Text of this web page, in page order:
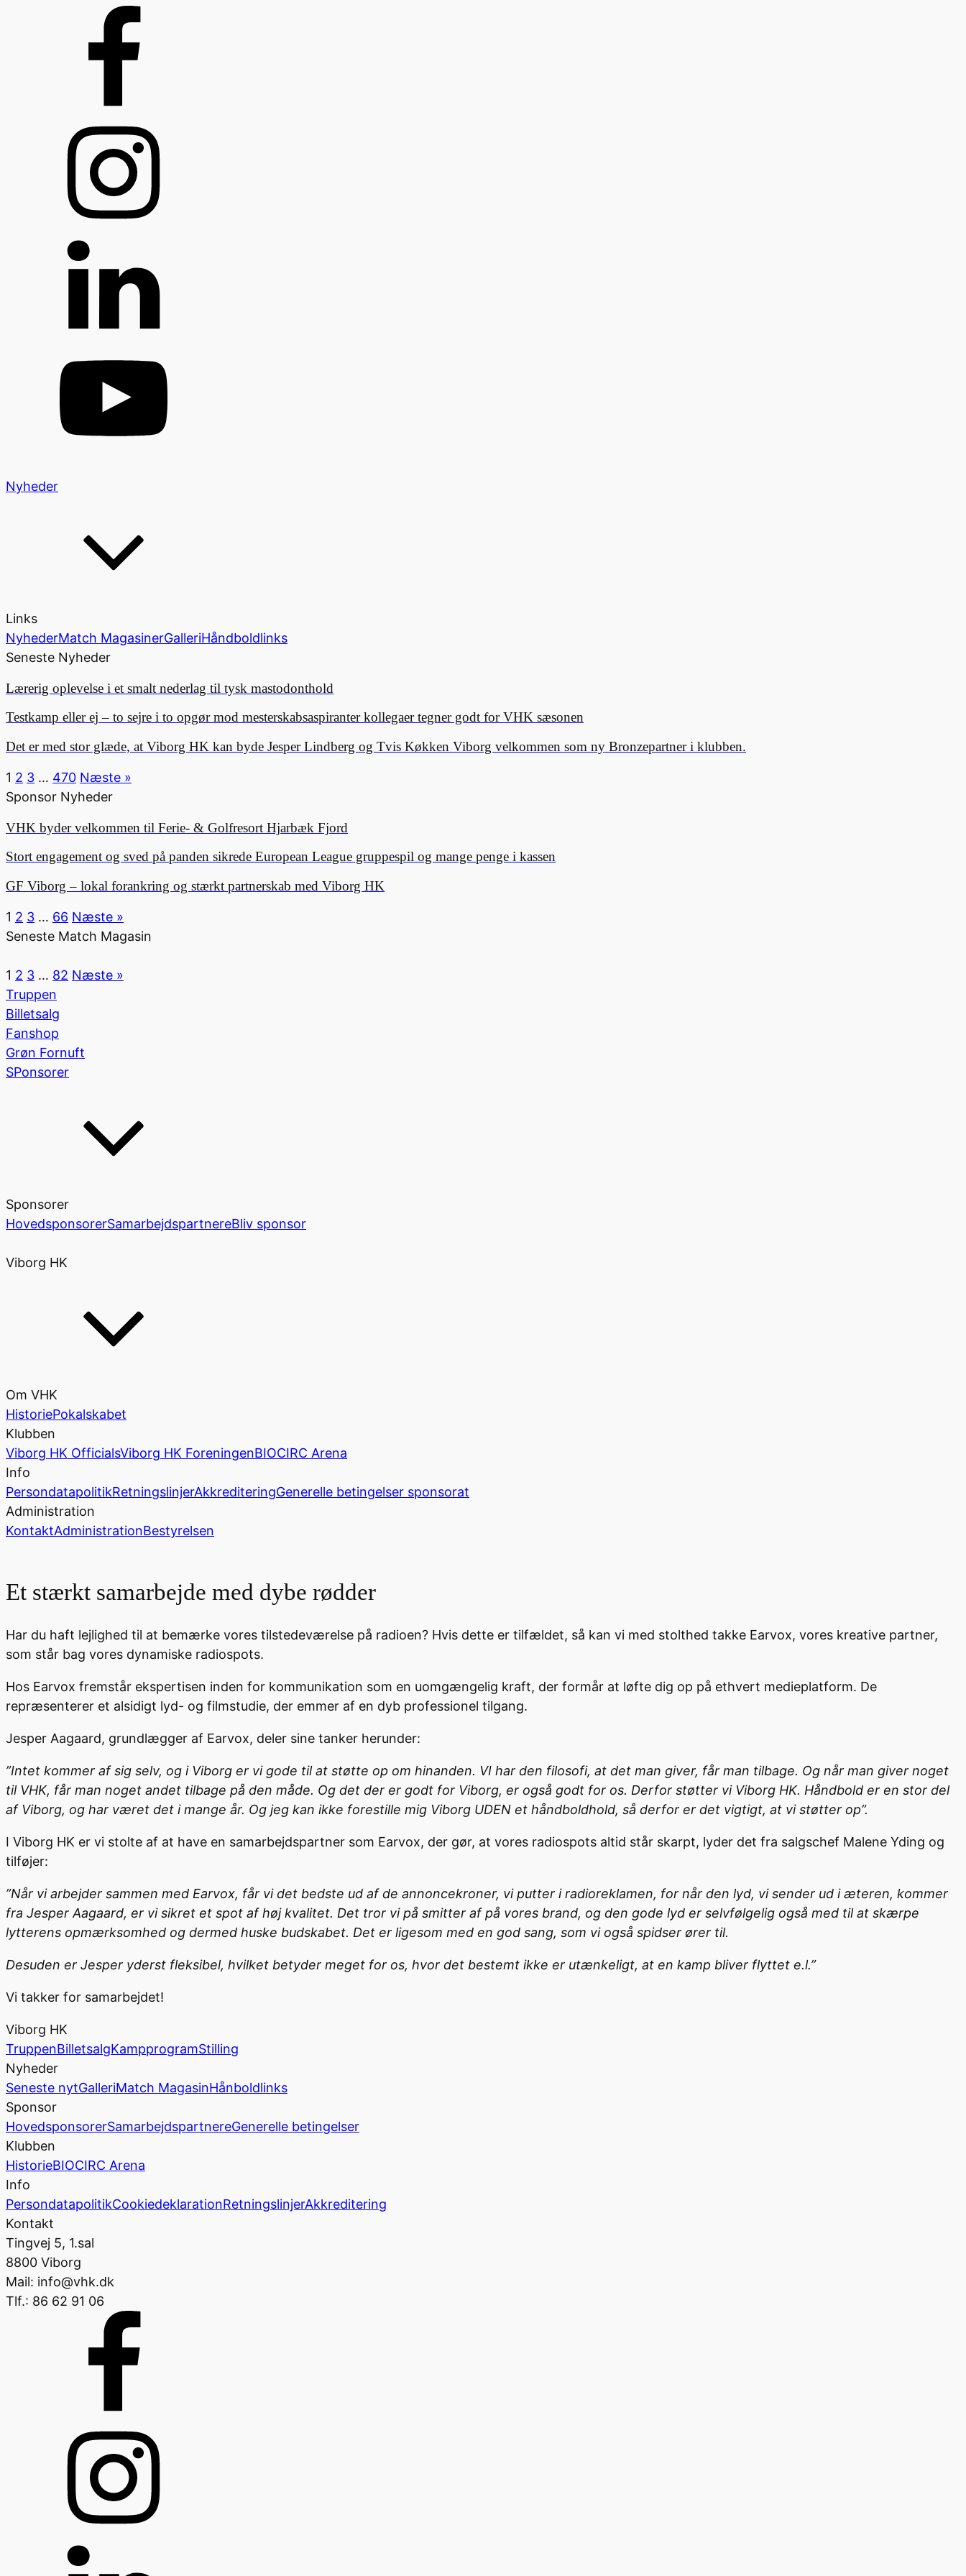
Nyheder
Links
NyhederMatch MagasinerGalleriHåndboldlinks
Seneste Nyheder
Lærerig oplevelse i et smalt nederlag til tysk mastodonthold
Testkamp eller ej – to sejre i to opgør mod mesterskabsaspiranter kollegaer tegner godt for VHK sæsonen
Det er med stor glæde, at Viborg HK kan byde Jesper Lindberg og Tvis Køkken Viborg velkommen som ny Bronzepartner i klubben.
1 2 3 … 470 Næste »
Sponsor Nyheder
VHK byder velkommen til Ferie- & Golfresort Hjarbæk Fjord
Stort engagement og sved på panden sikrede European League gruppespil og mange penge i kassen
GF Viborg – lokal forankring og stærkt partnerskab med Viborg HK
1 2 3 … 66 Næste »
Seneste Match Magasin
1 2 3 … 82 Næste »
Truppen
Billetsalg
Fanshop
Grøn Fornuft
SPonsorer
Sponsorer
HovedsponsorerSamarbejdspartnereBliv sponsor
Viborg HK
Om VHK
HistoriePokalskabet
Klubben
Viborg HK OfficialsViborg HK ForeningenBIOCIRC Arena
Info
PersondatapolitikRetningslinjerAkkrediteringGenerelle betingelser sponsorat
Administration
KontaktAdministrationBestyrelsen
Et stærkt samarbejde med dybe rødder
Har du haft lejlighed til at bemærke vores tilstedeværelse på radioen? Hvis dette er tilfældet, så kan vi med stolthed takke Earvox, vores kreative partner,
som står bag vores dynamiske radiospots.
Hos Earvox fremstår ekspertisen inden for kommunikation som en uomgængelig kraft, der formår at løfte dig op på ethvert medieplatform. De
repræsenterer et alsidigt lyd- og filmstudie, der emmer af en dyb professionel tilgang.
Jesper Aagaard, grundlægger af Earvox, deler sine tanker herunder:
”Intet kommer af sig selv, og i Viborg er vi gode til at støtte op om hinanden. VI har den filosofi, at det man giver, får man tilbage. Og når man giver noget
til VHK, får man noget andet tilbage på den måde. Og det der er godt for Viborg, er også godt for os. Derfor støtter vi Viborg HK. Håndbold er en stor del
af Viborg, og har været det i mange år. Og jeg kan ikke forestille mig Viborg UDEN et håndboldhold, så derfor er det vigtigt, at vi støtter op”.
I Viborg HK er vi stolte af at have en samarbejdspartner som Earvox, der gør, at vores radiospots altid står skarpt, lyder det fra salgschef Malene Yding og
tilføjer:
”Når vi arbejder sammen med Earvox, får vi det bedste ud af de annoncekroner, vi putter i radioreklamen, for når den lyd, vi sender ud i æteren, kommer
fra Jesper Aagaard, er vi sikret et spot af høj kvalitet. Det tror vi på smitter af på vores brand, og den gode lyd er selvfølgelig også med til at skærpe
lytterens opmærksomhed og dermed huske budskabet. Det er ligesom med en god sang, som vi også spidser ører til.
Desuden er Jesper yderst fleksibel, hvilket betyder meget for os, hvor det bestemt ikke er utænkeligt, at en kamp bliver flyttet e.l.”
Vi takker for samarbejdet!
Viborg HK
TruppenBilletsalgKampprogramStilling
Nyheder
Seneste nytGalleriMatch MagasinHånboldlinks
Sponsor
HovedsponsorerSamarbejdspartnereGenerelle betingelser
Klubben
HistorieBIOCIRC Arena
Info
PersondatapolitikCookiedeklarationRetningslinjerAkkreditering
Kontakt
Tingvej 5, 1.sal
8800 Viborg
Mail: info@vhk.dk
Tlf.: 86 62 91 06